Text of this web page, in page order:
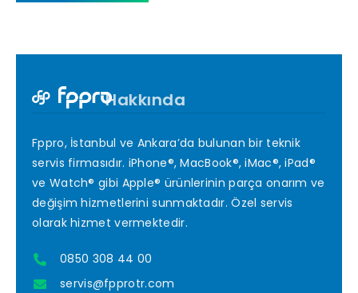
Hakkında
Fppro, İstanbul ve Ankara’da bulunan bir teknik
servis firmasıdır. iPhone®, MacBook®, iMac®, iPad®
ve Watch® gibi Apple® ürünlerinin parça onarım ve
değişim hizmetlerini sunmaktadır. Özel servis
olarak hizmet vermektedir.
0850 308 44 00
servis@fpprotr.com